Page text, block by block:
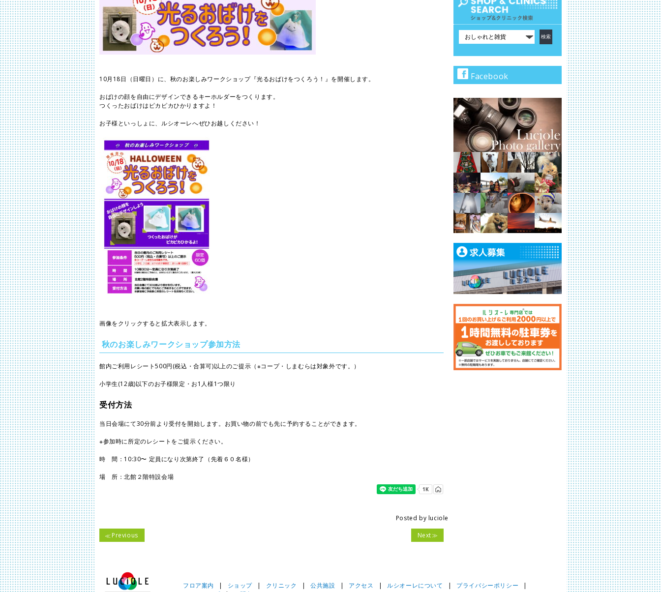
10月18日（日曜日）に、秋のお楽しみワークショップ『光るおばけをつくろう！』を開催します。
おばけの顔を自由にデザインできるキーホルダーをつくります。
つくったおばけはピカピカひかりますよ！
お子様といっしょに、ルシオーレへぜひお越しください！
画像をクリックすると拡大表示します。
秋のお楽しみワークショップ参加方法
館内ご利用レシート500円(税込・合算可)以上のご提示（※コープ・しまむらは対象外です。）
小学生(12歳)以下のお子様限定・お1人様1つ限り
受付方法
当日会場にて30分前より受付を開始します。お買い物の前でも先に予約することができます。
※参加時に所定のレシートをご提示ください。
時 間：10:30〜 定員になり次第終了（先着６０名様）
場 所：北館２階特設会場
Posted by luciole
Previous Next
テ
で
検
索
Facebook
フロア案内 | ショップ | クリニック | 公共施設 | アクセス | ルシオーレについて | プライバシーポリシー
|